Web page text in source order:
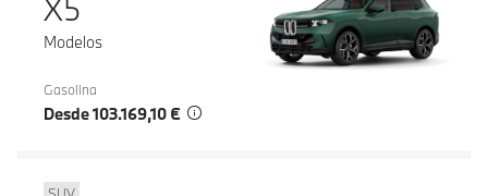
X5
Modelos
Gasolina
Desde 103.169,10 €